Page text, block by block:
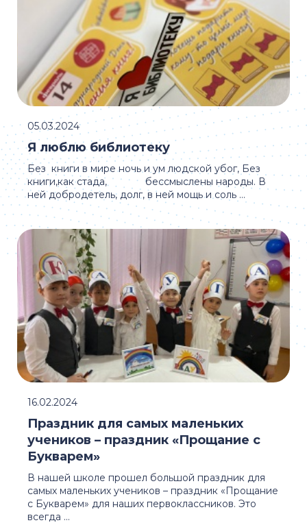
Без книги в мире ночь и ум людской убог, Без
книги,как стада, бессмыслены народы. В
ней добродетель, долг, в ней мощь и соль ...
Я люблю библиотеку
05.03.2024
В нашей школе прошел большой праздник для
самых маленьких учеников – праздник «Прощание
с Букварем» для наших первоклассников. Это
всегда ...
Праздник для самых маленьких
учеников – праздник «Прощание с
Букварем»
16.02.2024